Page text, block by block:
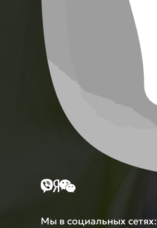
Мы в социальных сетях: